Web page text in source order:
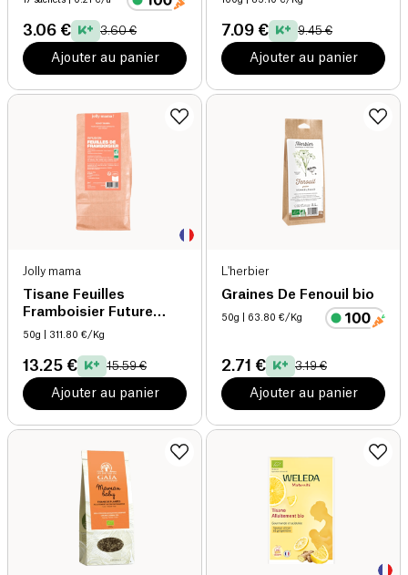
3.06 € 3.60 €
Ajouter au panier
7.09 € 9.45 €
Ajouter au panier
Jolly mama
Tisane Feuilles
Framboisier Future
Maman bio
50g | 311.80 €/Kg
13.25 € 15.59 €
Ajouter au panier
L'herbier
Graines De Fenouil bio
50g | 63.80 €/Kg
2.71 € 3.19 €
Ajouter au panier